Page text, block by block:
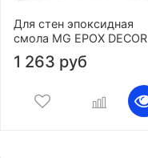
Для стен эпоксидная
смола MG EPOX DECOR
1 263 руб